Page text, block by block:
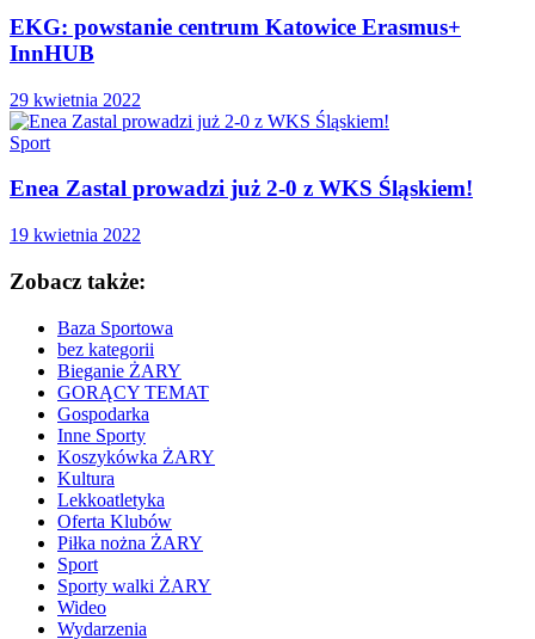
EKG: powstanie centrum Katowice Erasmus+
InnHUB
29 kwietnia 2022
Sport
Enea Zastal prowadzi już 2-0 z WKS Śląskiem!
19 kwietnia 2022
Zobacz także:
Baza Sportowa
bez kategorii
Bieganie ŻARY
GORĄCY TEMAT
Gospodarka
Inne Sporty
Koszykówka ŻARY
Kultura
Lekkoatletyka
Oferta Klubów
Piłka nożna ŻARY
Sport
Sporty walki ŻARY
Wideo
Wydarzenia